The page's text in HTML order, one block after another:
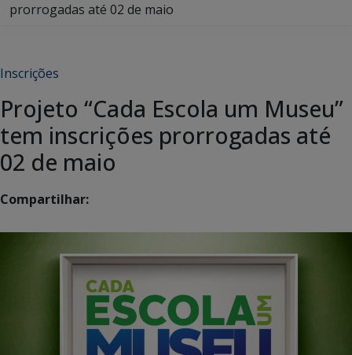
prorrogadas até 02 de maio
Inscrições
Projeto “Cada Escola um Museu”
tem inscrições prorrogadas até
02 de maio
Compartilhar: